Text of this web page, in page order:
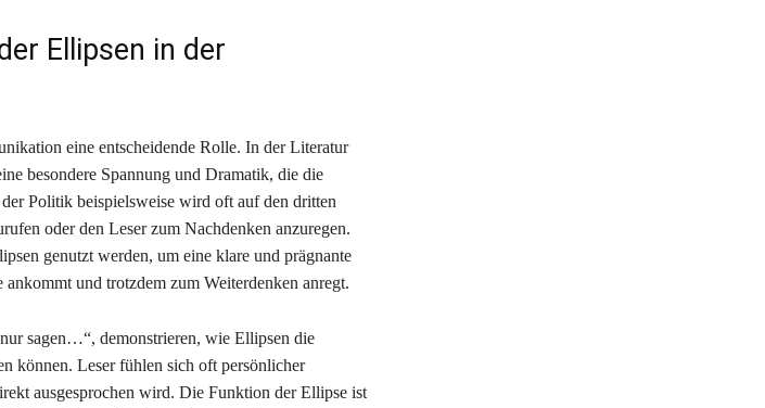
Ellipsen in der
eine entscheidende Rolle. In der Literatur
besondere Spannung und Dramatik, die die
Politik beispielsweise wird oft auf den dritten
oder den Leser zum Nachdenken anzuregen.
genutzt werden, um eine klare und prägnante
und trotzdem zum Weiterdenken anregt.
sagen…“, demonstrieren, wie Ellipsen die
können. Leser fühlen sich oft persönlicher
ausgesprochen wird. Die Funktion der Ellipse ist